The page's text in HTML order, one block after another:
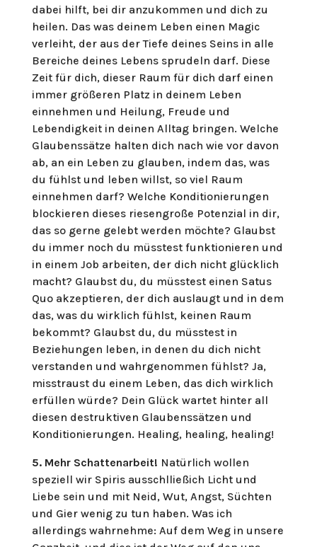
dabei hilft, bei dir anzukommen und dich zu
heilen. Das was deinem Leben einen Magic
verleiht, der aus der Tiefe deines Seins in alle
Bereiche deines Lebens sprudeln darf. Diese
Zeit für dich, dieser Raum für dich darf einen
immer größeren Platz in deinem Leben
einnehmen und Heilung, Freude und
Lebendigkeit in deinen Alltag bringen. Welche
Glaubenssätze halten dich nach wie vor davon
ab, an ein Leben zu glauben, indem das, was
du fühlst und leben willst, so viel Raum
einnehmen darf? Welche Konditionierungen
blockieren dieses riesengroße Potenzial in dir,
das so gerne gelebt werden möchte? Glaubst
du immer noch du müsstest funktionieren und
in einem Job arbeiten, der dich nicht glücklich
macht? Glaubst du, du müsstest einen Satus
Quo akzeptieren, der dich auslaugt und in dem
das, was du wirklich fühlst, keinen Raum
bekommt? Glaubst du, du müsstest in
Beziehungen leben, in denen du dich nicht
verstanden und wahrgenommen fühlst? Ja,
misstraust du einem Leben, das dich wirklich
erfüllen würde? Dein Glück wartet hinter all
diesen destruktiven Glaubenssätzen und
Konditionierungen. Healing, healing, healing!
5. Mehr Schattenarbeit! Natürlich wollen
speziell wir Spiris ausschlließich Licht und
Liebe sein und mit Neid, Wut, Angst, Süchten
und Gier wenig zu tun haben. Was ich
allerdings wahrnehme: Auf dem Weg in unsere